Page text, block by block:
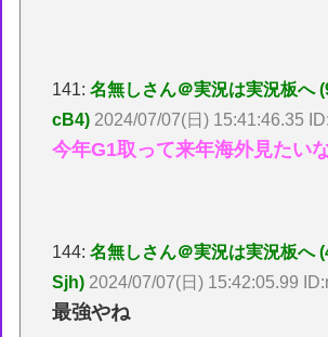
141:名無しさん＠実況は実況板へ
cB4) 2024/07/07(日) 15:41:46.35
今年G1取って来年海外見たい
144:名無しさん＠実況は実況板へ
Sjh) 2024/07/07(日) 15:42:05.99
最強やね